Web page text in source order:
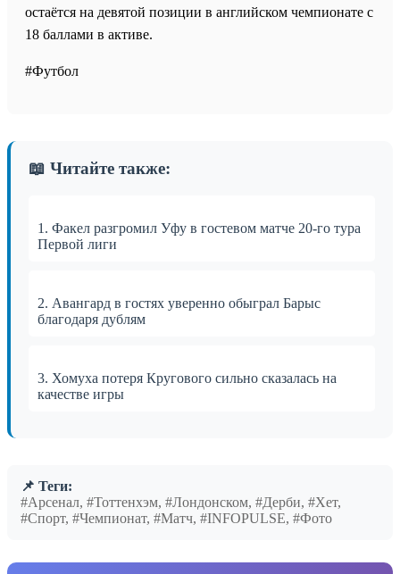
остаётся на девятой позиции в английском чемпионате с
18 баллами в активе.
#Футбол
📖 Читайте также:
1. Факел разгромил Уфу в гостевом матче 20-го тура
Первой лиги
2. Авангард в гостях уверенно обыграл Барыс
благодаря дублям
3. Хомуха потеря Кругового сильно сказалась на
качестве игры
📌 Теги:
#Арсенал, #Тоттенхэм, #Лондонском, #Дерби, #Хет,
#Спорт, #Чемпионат, #Матч, #INFOPULSE, #Фото